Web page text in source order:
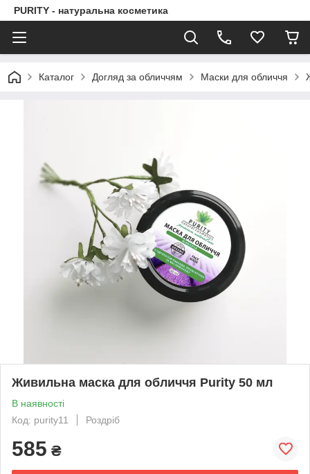
PURITY - натуральна косметика
Каталог Догляд за обличчям Маски для обличчя
Живильна маска для обличчя Purity 50 мл
В наявності
Код: purity11
Роздріб
585 ₴